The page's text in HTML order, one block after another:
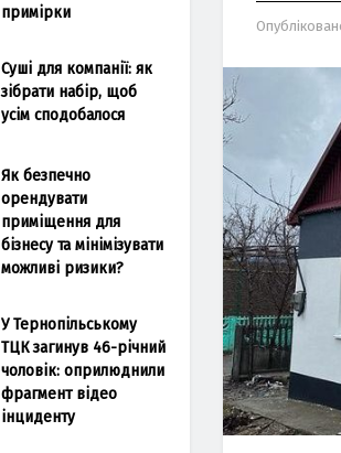
примірки
Суші для компанії: як
зібрати набір, щоб
усім сподобалося
Як безпечно
орендувати
приміщення для
бізнесу та мінімізувати
можливі ризики?
У Тернопільському
ТЦК загинув 46-річний
чоловік: оприлюднили
фрагмент відео
інциденту